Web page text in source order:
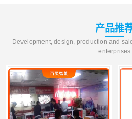
产品推
Development, design, production and
enterprises